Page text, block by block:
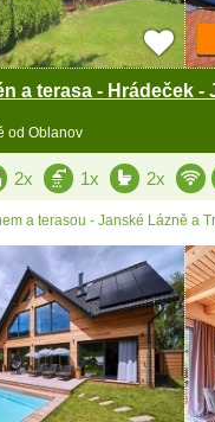
a terasa - Hrádeček -
od Oblanov
2x 1x 2x
a terasou - Janské Lázně a